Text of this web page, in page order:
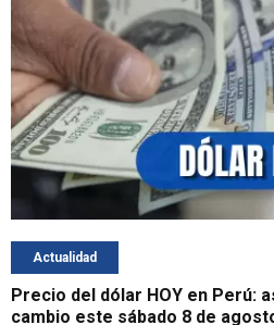
Actualidad
Precio del dólar HOY en Perú:
cambio este sábado 8 de